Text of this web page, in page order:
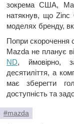
зокрема США,
натякнув, що Zinc
моделях бренду,
Попри скорочення
Mazda не планує
ND, ймовірно,
десятиліття, а
має зберегти
доступність та
#mazda